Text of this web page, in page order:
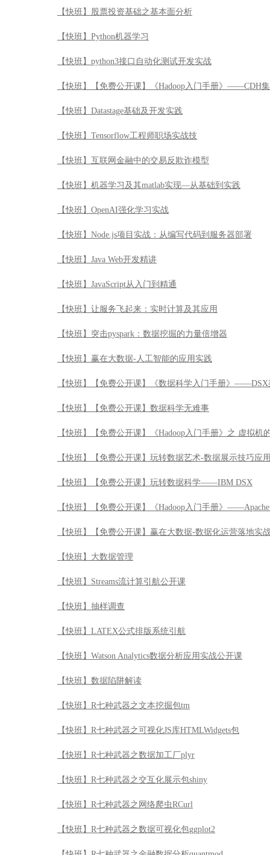
【快班】股票投资基础之基本面分析
【快班】Python机器学习
【快班】python3接口自动化测试开发实战
【快班】【免费公开课】《Hadoop入门手册》——CDH
【快班】Datastage基础及开发实践
【快班】Tensorflow工程师职场实战技
【快班】互联网金融中的交易反欺诈模型
【快班】机器学习及其matlab实现—从基础到实践
【快班】OpenAI强化学习实战
【快班】Node.js项目实战：从编写代码到服务器部署
【快班】Java Web开发精讲
【快班】JavaScript从入门到精通
【快班】让服务飞起来：实时计算及其应用
【快班】突击pyspark：数据挖掘的力量倍增器
【快班】赢在大数据-人工智能的应用实践
【快班】【免费公开课】《数据科学入门手册》
【快班】【免费公开课】数据科学无难事
【快班】【免费公开课】《Hadoop入门手册》之 虚拟机
【快班】【免费公开课】玩转数据艺术-数据展示技巧应
【快班】【免费公开课】玩转数据科学——IBM DSX
【快班】【免费公开课】《Hadoop入门手册》
【快班】【免费公开课】赢在大数据-数据化运营落地实
【快班】大数据管理
【快班】Streams流计算引航公开课
【快班】抽样调查
【快班】LATEX公式排版系统引航
【快班】Watson Analytics数据分析应用实战公开课
【快班】数据陷阱解读
【快班】R七种武器之文本挖掘包tm
【快班】R七种武器之可视化JS库HTMLWidgets包
【快班】R七种武器之数据加工厂plyr
【快班】R七种武器之交互化展示包shiny
【快班】R七种武器之网络爬虫RCurl
【快班】R七种武器之数据可视化包ggplot2